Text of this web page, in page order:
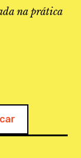
na prática